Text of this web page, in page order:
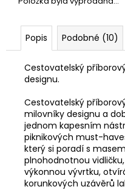
Popis Podobné (10)
Cestovatelský
designu.
Cestovatelský
milovníky designu a
jednom kapesním
piknikových must-
který si poradí s
plnohodnotnou
výkonnou vývrtku,
korunkových uzávěrů
659